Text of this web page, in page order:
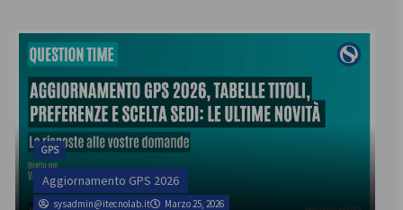
GPS
Aggiornamento GPS 2026
sysadmin@itecnolab.it Marzo 25, 2026